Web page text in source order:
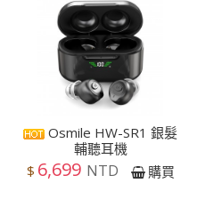
Osmile HW-SR1 銀髮
輔聽耳機
$ 6,699 NTD 購買